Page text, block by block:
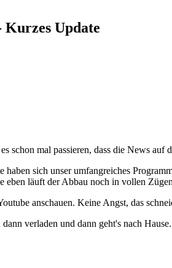
Kurzes Update
schon mal passieren, dass die News auf
haben sich unser umfangreiches
läuft der Abbau noch in vollen
anschauen. Keine Angst, das
verladen und dann geht's nach Hause.